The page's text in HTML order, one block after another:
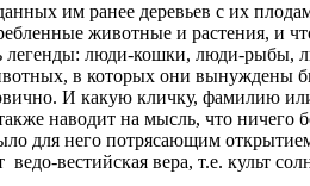
им ранее деревьев с их
животные и растения, и
легенды: люди-кошки, люди-
в которых они вынуждены
И какую кличку, фамилию
наводит на мысль, что ничего
для него потрясающим
вестийская вера, т.е. культ